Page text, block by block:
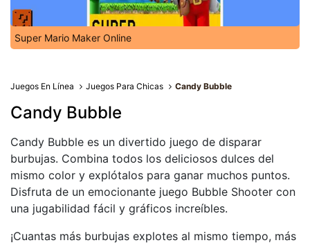
Super Mario Maker Online
Juegos En Línea Juegos Para Chicas Candy Bubble
Candy Bubble
Candy Bubble es un divertido juego de disparar
burbujas. Combina todos los deliciosos dulces del
mismo color y explótalos para ganar muchos puntos.
Disfruta de un emocionante juego Bubble Shooter con
una jugabilidad fácil y gráficos increíbles.
¡Cuantas más burbujas explotes al mismo tiempo, más